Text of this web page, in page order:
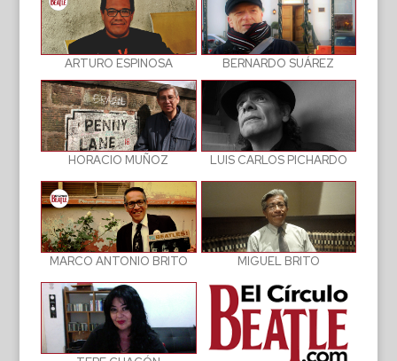
ARTURO ESPINOSA BERNARDO SUÁREZ
HORACIO MUÑOZ LUIS CARLOS PICHARDO
MARCO ANTONIO BRITO MIGUEL BRITO